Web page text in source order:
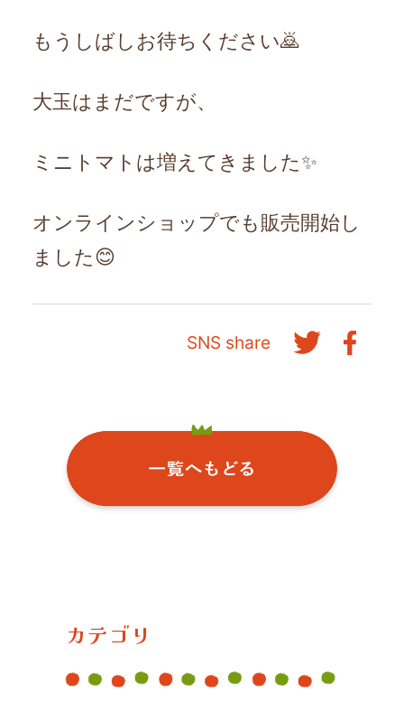
もうしばしお待ちください🙇
大玉はまだですが、
ミニトマトは増えてきました✨
オンラインショップでも販売開始し
ました😊
SNS share
カテゴリ